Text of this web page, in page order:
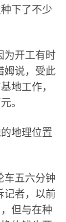
下了不少
开工有时
姆说，受此
地工作，
。
地理位置
五六分钟
记者，以前
但与在种